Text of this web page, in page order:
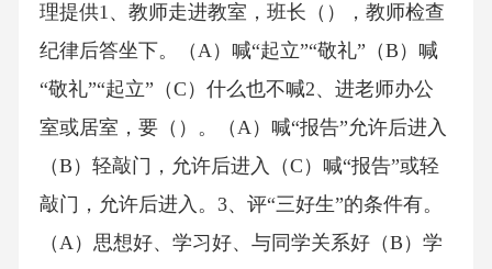
理提供1、教师走进教室，班长（），教师检查
纪律后答坐下。（A）喊“起立”“敬礼”（B）喊
“敬礼”“起立”（C）什么也不喊2、进老师办公
室或居室，要（）。（A）喊“报告”允许后进入
（B）轻敲门，允许后进入（C）喊“报告”或轻
敲门，允许后进入。3、评“三好生”的条件有。
（A）思想好、学习好、与同学关系好（B）学